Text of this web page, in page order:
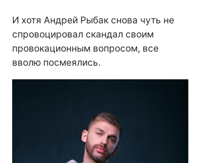
И хотя Андрей Рыбак снова чуть не
спровоцировал скандал своим
провокационным вопросом, все
вволю посмеялись.